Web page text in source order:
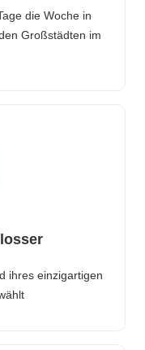
die Woche in
Großstädten im
ihres einzigartigen